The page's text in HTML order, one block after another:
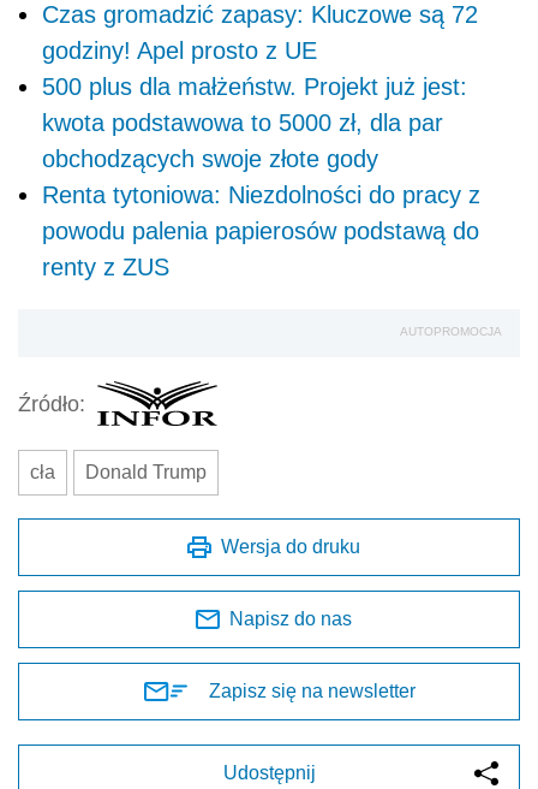
Czas gromadzić zapasy: Kluczowe są 72
godziny! Apel prosto z UE
500 plus dla małżeństw. Projekt już jest:
kwota podstawowa to 5000 zł, dla par
obchodzących swoje złote gody
Renta tytoniowa: Niezdolności do pracy z
powodu palenia papierosów podstawą do
renty z ZUS
AUTOPROMOCJA
Źródło:
cła Donald Trump
Wersja do druku
Napisz do nas
Zapisz się na newsletter
Udostępnij